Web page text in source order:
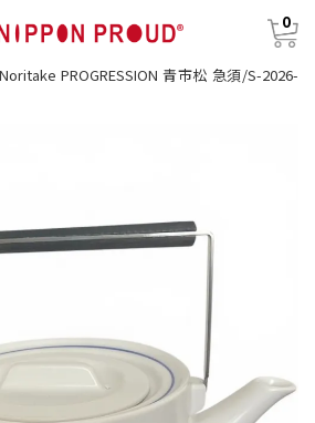
0
PROGRESSION 青市松 急須/S-2026-